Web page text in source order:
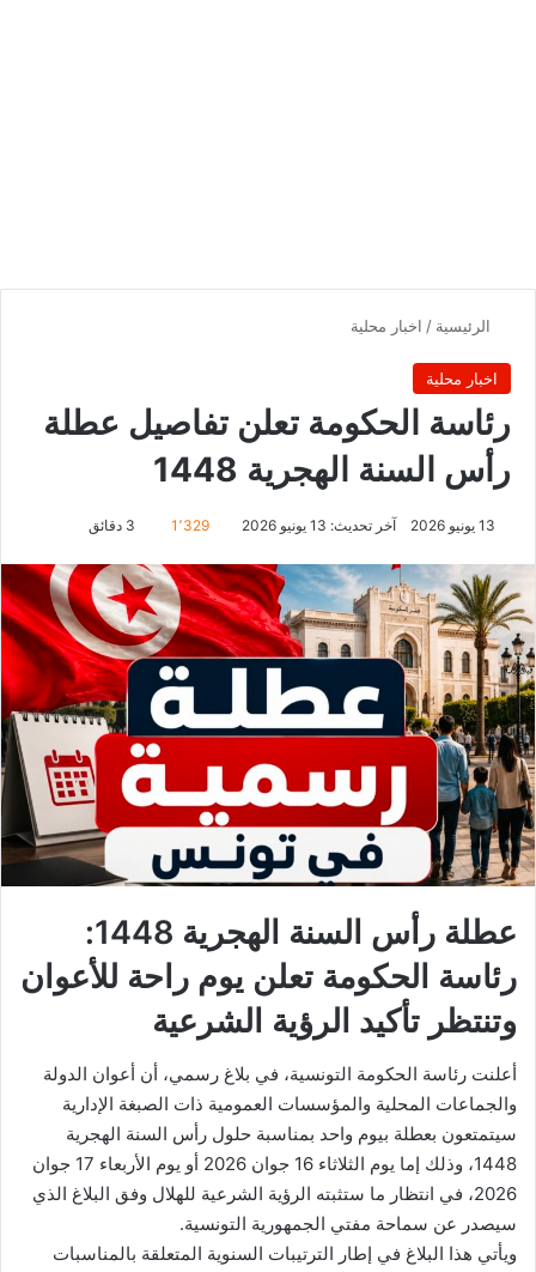
الرئيسية / اخبار محلية
اخبار محلية
رئاسة الحكومة تعلن تفاصيل عطلة
رأس السنة الهجرية 1448
13 يونيو 2026 آخر تحديث: 13 يونيو 2026 1٬329
عطلة رأس السنة الهجرية 1448:
رئاسة الحكومة تعلن يوم راحة للأعوان
وتنتظر تأكيد الرؤية الشرعية
أعلنت رئاسة الحكومة التونسية، في بلاغ رسمي، أن أعوان الدولة
والجماعات المحلية والمؤسسات العمومية ذات الصبغة الإدارية
سيتمتعون بعطلة بيوم واحد بمناسبة حلول رأس السنة الهجرية
1448، وذلك إما يوم الثلاثاء 16 جوان 2026 أو يوم الأربعاء 17 جوان
2026، في انتظار ما ستثبته الرؤية الشرعية للهلال وفق البلاغ الذي
سيصدر عن سماحة مفتي الجمهورية التونسية.
ويأتي هذا البلاغ في إطار الترتيبات السنوية المتعلقة بالمناسبات